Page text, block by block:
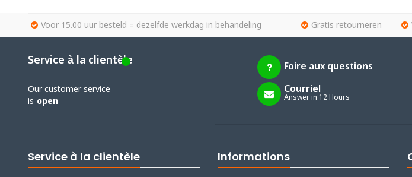
Voor 15.00 uur besteld = dezelfde werkdag in behandeling Gratis retourneren
Service à la clientèle
Our customer service
is open
Foire aux questions
Courriel
Answer in 12 Hours
Service à la clientèle Informations